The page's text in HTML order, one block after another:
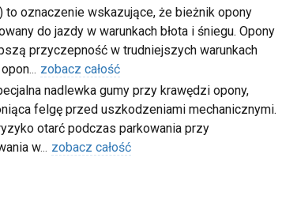
to oznaczenie wskazujące, że bieżnik opony
do jazdy w warunkach błota i śniegu. Opony
przyczepność w trudniejszych warunkach
... zobacz całość
nadlewka gumy przy krawędzi opony,
felgę przed uszkodzeniami mechanicznymi.
otarć podczas parkowania przy
w... zobacz całość